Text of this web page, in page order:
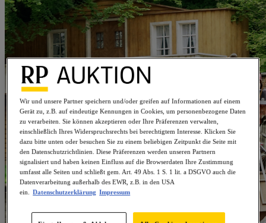
Wir und unsere Partner speichern und/oder greifen auf Informationen auf einem
Gerät zu, z.B. auf eindeutige Kennungen in Cookies, um personenbezogene Daten
zu verarbeiten. Sie können akzeptieren oder Ihre Präferenzen verwalten,
einschließlich Ihres Widerspruchsrechts bei berechtigtem Interesse. Klicken Sie
dazu bitte unten oder besuchen Sie zu einem beliebigen Zeitpunkt die Seite mit
den Datenschutzrichtlinien. Diese Präferenzen werden unseren Partnern
signalisiert und haben keinen Einfluss auf die Browserdaten Ihre Zustimmung
umfasst alle Seiten und schließt gem. Art. 49 Abs. 1 S. 1 lit. a DSGVO auch die
Datenverarbeitung außerhalb des EWR, z.B. in den USA
ein.
Datenschutzerklärung Impressum